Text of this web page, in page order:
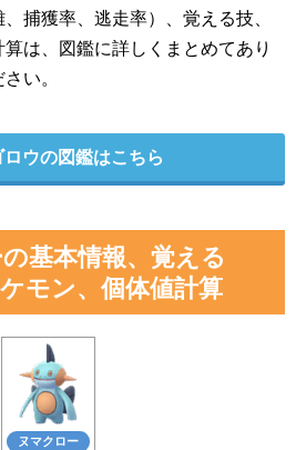
捕獲率、逃走率）、覚える技、
は、図鑑に詳しくまとめてあり
い。
ロウの図鑑はこちら
基本情報、覚える
モン、個体値計算
ヌマクロー